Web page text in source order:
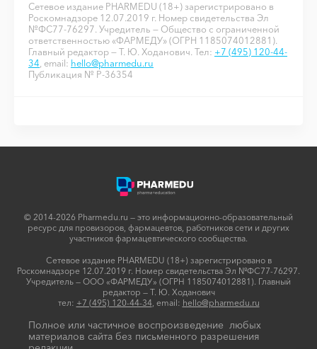
Сетевое издание PHARMEDU (18+) зарегистрировано в
Роскомнадзоре 12.07.2019 г. Номер свидетельства Эл
№ФС77-76297. Учредитель — Общество с ограниченной
ответственностью «ФАРМЕДУ» (ОГРН 1185074012881).
Главный редактор — Т. Ю. Ходанович. Тел: +7 (495) 120-44-
34 , email: hello@pharmedu.ru
Публикация № P-36354
© 2014-2026 Pharmedu.ru — это информационно-образовательный
ресурс для провизоров, фармацевтов, работников сети и других
участников фармацевтического сообщества.
Сетевое издание PHARMEDU (18+) зарегистрировано в
Роскомнадзоре 12.07.2019 г. Номер свидетельства Эл №ФС77-76297.
Учредитель — ООО «ФАРМЕДУ» (ОГРН 1185074012881). Главный
редактор — Т. Ю. Ходанович
тел: +7 (495) 120-44-34, email: hello@pharmedu.ru
Полное или частичное воспроизведение любых
материалов сайта без письменного разрешения